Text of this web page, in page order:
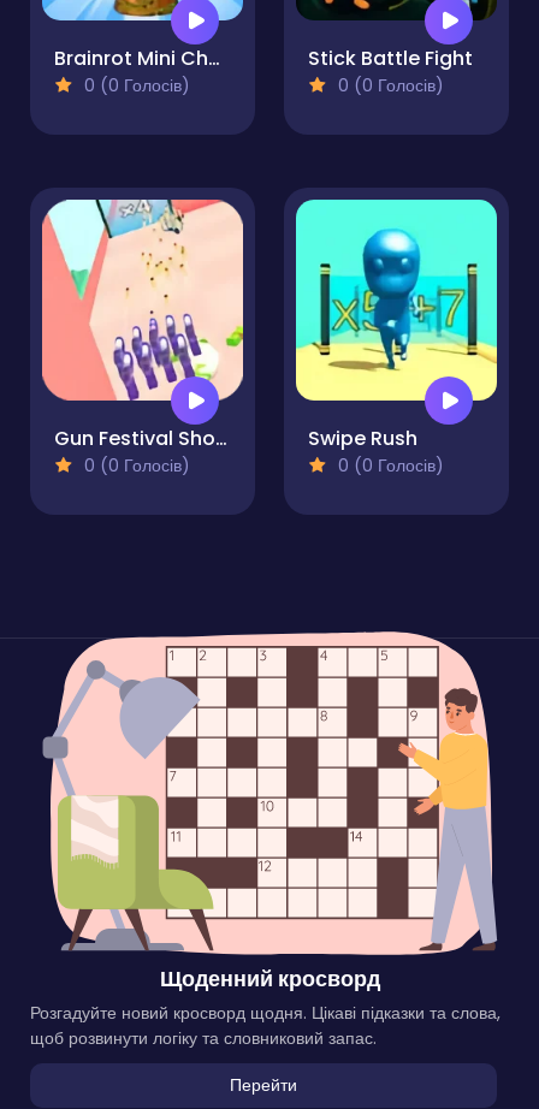
Brainrot Mini Challenge
0 (0 Голосів)
Stick Battle Fight
0 (0 Голосів)
Gun Festival Shoot
0 (0 Голосів)
Swipe Rush
0 (0 Голосів)
Щоденний кросворд
Розгадуйте новий кросворд щодня. Цікаві підказки та слова,
щоб розвинути логіку та словниковий запас.
Перейти